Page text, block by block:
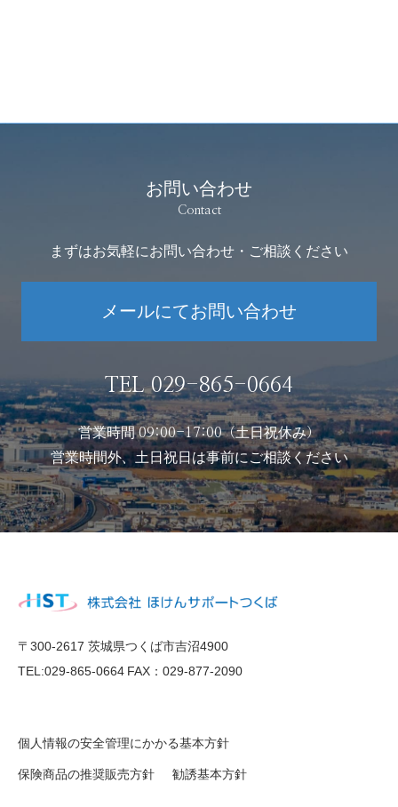
お問い合わせ
Contact
まずはお気軽にお問い合わせ・ご相談ください
メールにてお問い合わせ
TEL 029-865-0664
営業時間 09:00-17:00（土日祝休み）
営業時間外、土日祝日は事前にご相談ください
〒300-2617 茨城県つくば市吉沼4900
TEL:029-865-0664 FAX：029-877-2090
個人情報の安全管理にかかる基本方針
保険商品の推奨販売方針 勧誘基本方針